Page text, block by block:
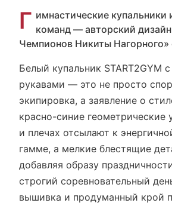
Г имнастические купальники
команд — авторский
Чемпионов Никиты Нагорного»
Белый купальник START2GYM
рукавами — это не просто
экипировка, а заявление о
красно-синие геометрические
и плечах отсылают к
гамме, а мелкие блестящие
добавляя образу
строгий соревновательный
вышивка и продуманный крой